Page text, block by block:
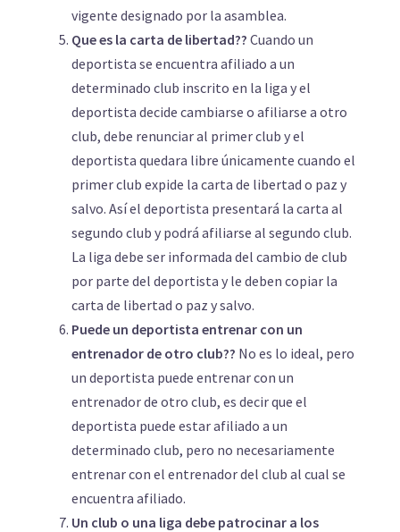
vigente designado por la asamblea.
Que es la carta de libertad?? Cuando un
deportista se encuentra afiliado a un
determinado club inscrito en la liga y el
deportista decide cambiarse o afiliarse a otro
club, debe renunciar al primer club y el
deportista quedara libre únicamente cuando el
primer club expide la carta de libertad o paz y
salvo. Así el deportista presentará la carta al
segundo club y podrá afiliarse al segundo club.
La liga debe ser informada del cambio de club
por parte del deportista y le deben copiar la
carta de libertad o paz y salvo.
Puede un deportista entrenar con un
entrenador de otro club?? No es lo ideal, pero
un deportista puede entrenar con un
entrenador de otro club, es decir que el
deportista puede estar afiliado a un
determinado club, pero no necesariamente
entrenar con el entrenador del club al cual se
encuentra afiliado.
Un club o una liga debe patrocinar a los